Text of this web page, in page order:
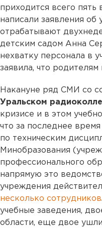
приходится всего пять
написали заявления об
отрабатывают
детским садом Анна
нехватку персонала в
заявила, что
Накануне ряд СМИ со
Уральском
кризисе и в этом
что за последнее
по техническим
Минобразования
профессионального
напрямую это
учреждения
несколько сотрудников
учебные заведения,
области, еще двое